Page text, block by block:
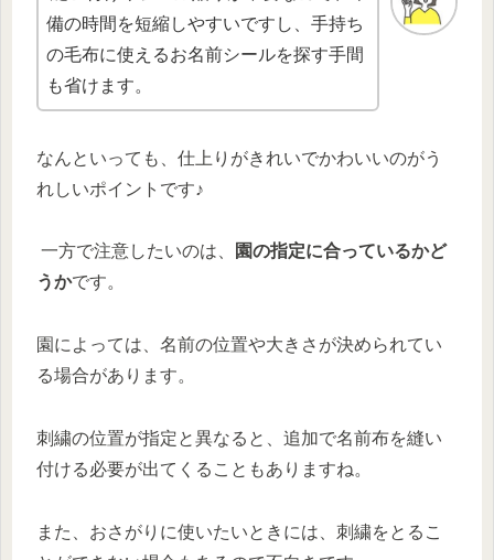
備の時間を短縮しやすいですし、手持ち
の毛布に使えるお名前シールを探す手間
も省けます。
なんといっても、仕上りがきれいでかわいいのがう
れしいポイントです♪
一方で注意したいのは、
園の指定に合っているかど
うかです。
園によっては、名前の位置や大きさが決められてい
る場合があります。
刺繍の位置が指定と異なると、追加で名前布を縫い
付ける必要が出てくることもありますね。
また、おさがりに使いたいときには、刺繍をとるこ